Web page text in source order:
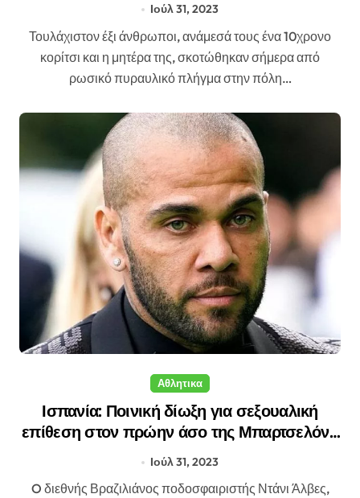
Ιούλ 31, 2023
Τουλάχιστον έξι άνθρωποι, ανάμεσά τους ένα 10χρονο
κορίτσι και η μητέρα της, σκοτώθηκαν σήμερα από
ρωσικό πυραυλικό πλήγμα στην πόλη…
Αθλητικα
Ισπανία: Ποινική δίωξη για σεξουαλική
επίθεση στον πρώην άσο της Μπαρτσελόνα
Ντάνι Άλβες
Ιούλ 31, 2023
O διεθνής Βραζιλιάνος ποδοσφαιριστής Ντάνι Άλβες,